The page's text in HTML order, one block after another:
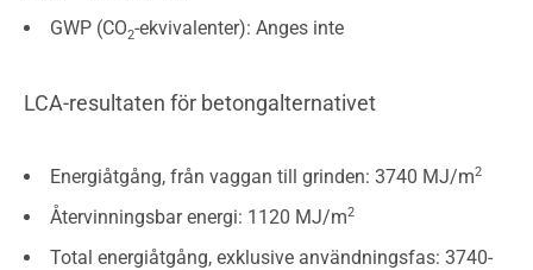
GWP (CO2-ekvivalenter): Anges inte
LCA-resultaten för betongalternativet
Energiåtgång, från vaggan till grinden: 3740 MJ/m2
Återvinningsbar energi: 1120 MJ/m2
Total energiåtgång, exklusive användningsfas: 3740-